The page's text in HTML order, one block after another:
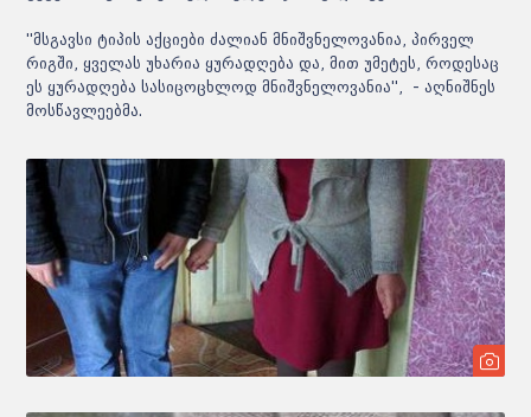
''მსგავსი ტიპის აქციები ძალიან მნიშვნელოვანია, პირველ
რიგში, ყველას უხარია ყურადღება და, მით უმეტეს, როდესაც
ეს ყურადღება სასიცოცხლოდ მნიშვნელოვანია'', - აღნიშნეს
მოსწავლეებმა.